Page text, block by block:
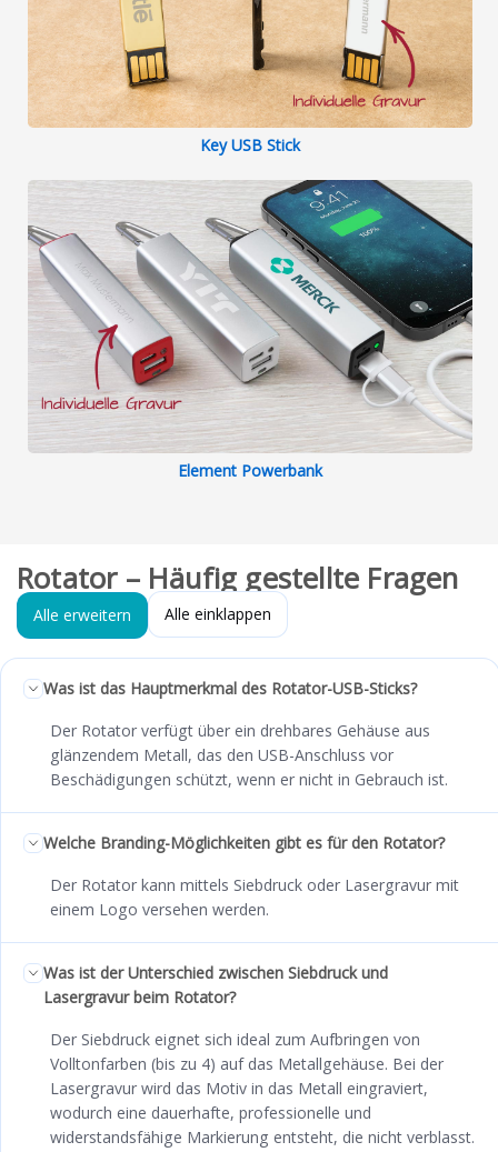
Key USB Stick
Element Powerbank
Rotator – Häufig gestellte Fragen
Alle erweitern Alle einklappen
Was ist das Hauptmerkmal des Rotator-USB-Sticks?
Der Rotator verfügt über ein drehbares Gehäuse aus
glänzendem Metall, das den USB-Anschluss vor
Beschädigungen schützt, wenn er nicht in Gebrauch ist.
Welche Branding-Möglichkeiten gibt es für den Rotator?
Der Rotator kann mittels Siebdruck oder Lasergravur mit
einem Logo versehen werden.
Was ist der Unterschied zwischen Siebdruck und
Lasergravur beim Rotator?
Der Siebdruck eignet sich ideal zum Aufbringen von
Volltonfarben (bis zu 4) auf das Metallgehäuse. Bei der
Lasergravur wird das Motiv in das Metall eingraviert,
wodurch eine dauerhafte, professionelle und
widerstandsfähige Markierung entsteht, die nicht verblasst.